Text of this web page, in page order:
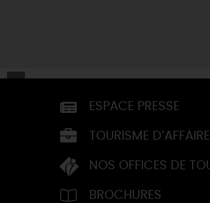
ESPACE PRESSE
TOURISME
NOS OFFICES DE
BROCHURES